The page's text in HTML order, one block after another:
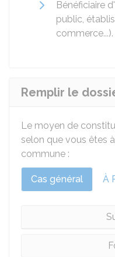
Bénéficiaire
public,
commerce...).
Remplir le
Le moyen de
selon que vous êtes
commune :
Cas général À